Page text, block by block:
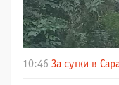
10:46 За сутки в